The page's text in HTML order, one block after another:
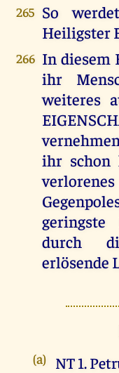
265 So
Heiligster
266 In diesem
ihr
weiteres
ihr schon
durch
erlösende
(a) NT 1.